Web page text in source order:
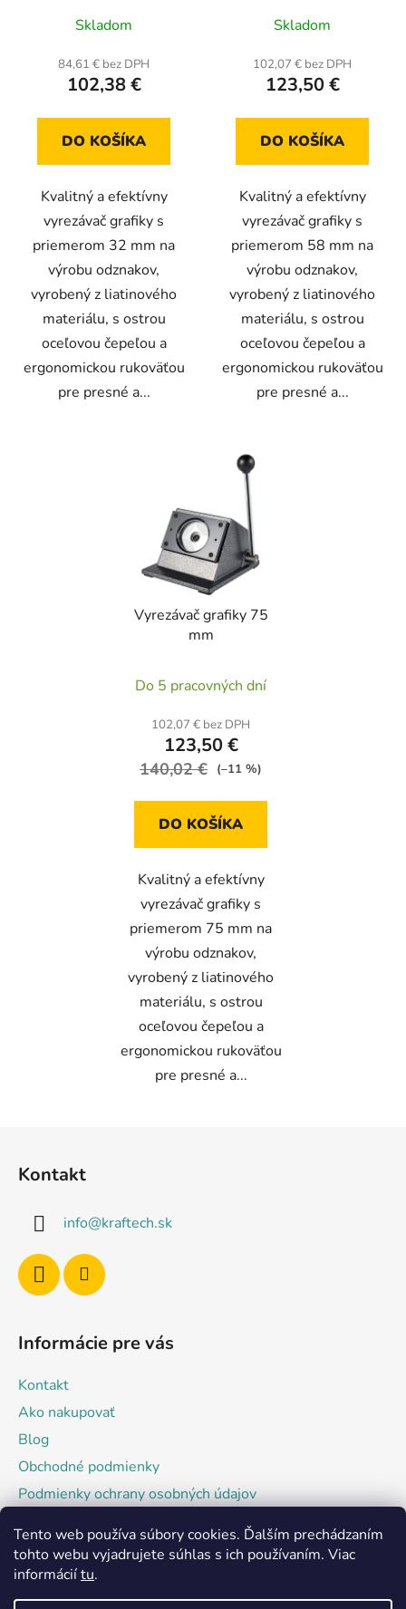
Tento web používa súbory cookies. Ďalším prechádzaním
tohto webu vyjadrujete súhlas s ich používaním. Viac
informáciítu.
Skladom
84,61 € bez DPH
102,38 €
DO KOŠÍKA
Kvalitný a efektívny
vyrezávač grafiky s
priemerom 32 mm na
výrobu odznakov,
vyrobený z liatinového
materiálu, s ostrou
oceľovou čepeľou a
ergonomickou rukoväťou
pre presné a...
Skladom
102,07 € bez DPH
123,50 €
DO KOŠÍKA
Kvalitný a efektívny
vyrezávač grafiky s
priemerom 58 mm na
výrobu odznakov,
vyrobený z liatinového
materiálu, s ostrou
oceľovou čepeľou a
ergonomickou rukoväťou
pre presné a...
Vyrezávač grafiky 75
mm
Do 5 pracovných dní
102,07 € bez DPH
123,50 €
140,02 € (–11 %)
DO KOŠÍKA
Kvalitný a efektívny
vyrezávač grafiky s
priemerom 75 mm na
výrobu odznakov,
vyrobený z liatinového
materiálu, s ostrou
oceľovou čepeľou a
ergonomickou rukoväťou
pre presné a...
Kontakt
info@kraftech.sk
Informácie pre vás
Kontakt
Ako nakupovať
Blog
Obchodné podmienky
Podmienky ochrany osobných údajov
Facebook